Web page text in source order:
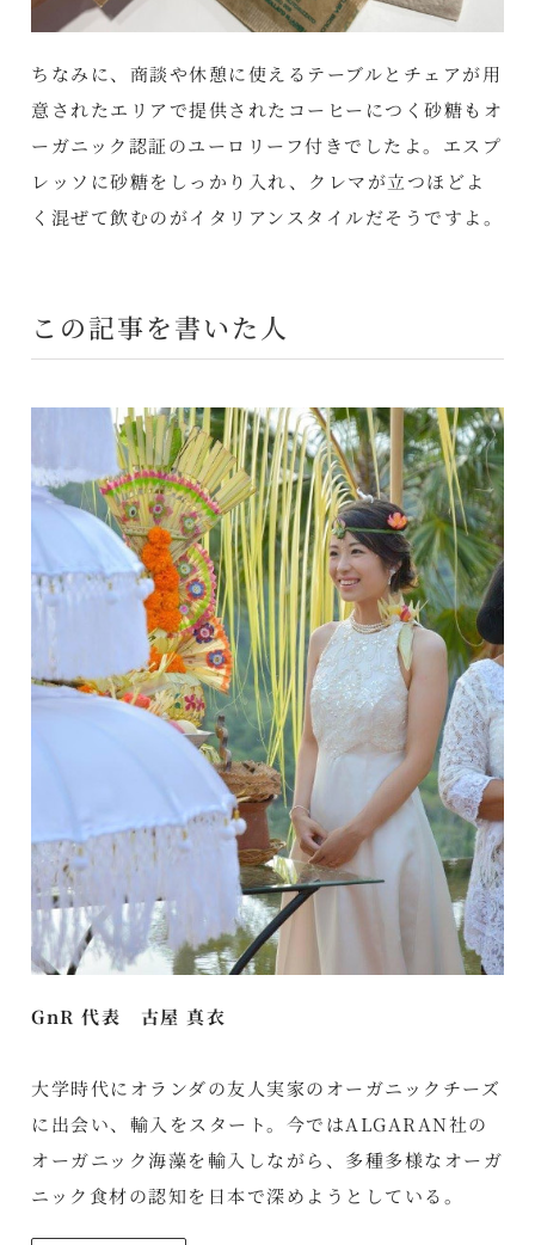
ちなみに、商談や休憩に使えるテーブルとチェアが用
意されたエリアで提供されたコーヒーにつく砂糖もオ
ーガニック認証のユーロリーフ付きでしたよ。エスプ
レッソに砂糖をしっかり入れ、クレマが立つほどよ
く混ぜて飲むのがイタリアンスタイルだそうですよ。
この記事を書いた人
GnR 代表 古屋 真衣
大学時代にオランダの友人実家のオーガニックチーズ
に出会い、輸入をスタート。今ではALGARAN社の
オーガニック海藻を輸入しながら、多種多様なオーガ
ニック食材の認知を日本で深めようとしている。